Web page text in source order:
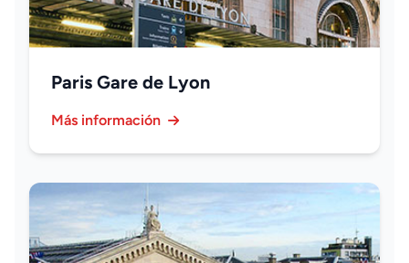
Paris Gare de Lyon
Más información